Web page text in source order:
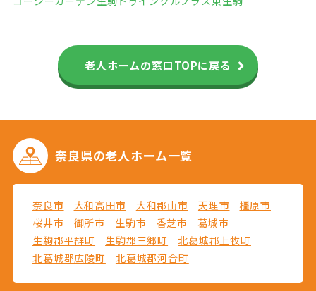
老人ホームの窓口TOPに戻る
奈良県の老人ホーム一覧
奈良市 大和高田市 大和郡山市 天理市
橿原市
桜井市
御所市 生駒市 香芝市
葛城市
生駒郡平群町
生駒郡三郷町
北葛城郡上牧町
北葛城郡広陵町
北葛城郡河合町